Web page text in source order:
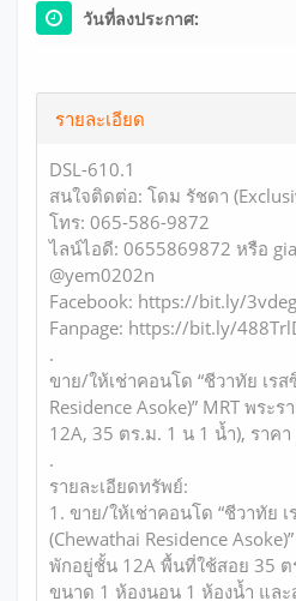
วันที่ลงประกาศ:
รายละเอียด
DSL-610.1
สนใจติดต่อ: โดม รัชดา
โทร: 065-586-9872
ไลน์ไอดี: 0655869872 หรือ
@yem0202n
Facebook: https://bit.ly/
Fanpage: https://bit.ly/
.
ขาย/ให้เช่าคอนโด “ชีวาทัย เร
Residence Asoke)” MRT พระ
12A, 35 ตร.ม. 1 น 1 น้ำ), ราค
.
รายละเอียดทรัพย์:
1. ขาย/ให้เช่าคอนโด “ชีวาทัย
(Chewathai Residence
พักอยู่ชั้น 12A พื้นที่ใช้สอย 35
ขนาด 1 ห้องนอน 1 ห้องน้ำ แล